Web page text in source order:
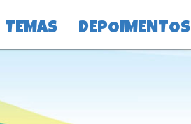
TEMAS DEPOIMENTOS